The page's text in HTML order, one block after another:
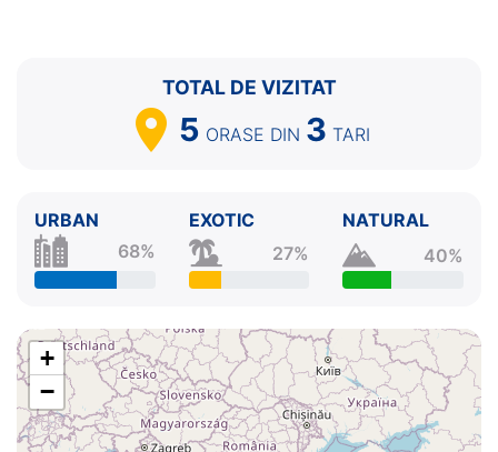
TOTAL DE VIZITAT
5 ORASE DIN 3 TARI
URBAN
68%
EXOTIC
27%
NATURAL
40%
+
−